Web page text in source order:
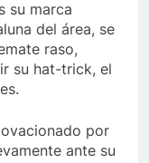
su marca
del área, se
raso,
su hat-trick, el
por
ante su